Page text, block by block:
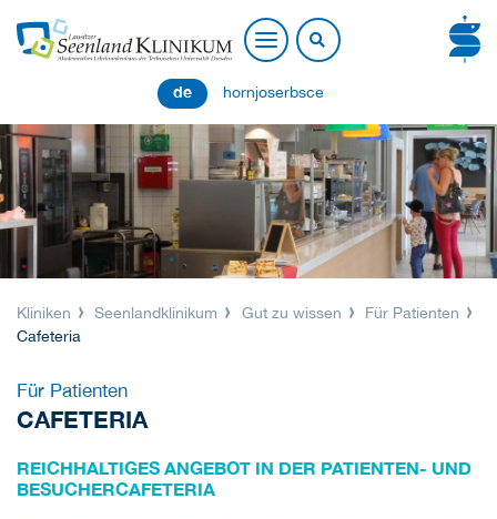
de hornjoserbsce
Kliniken Seenlandklinikum Gut zu wissen
Für Patienten
Cafeteria
Für Patienten
CAFETERIA
REICHHALTIGES ANGEBOT IN DER PATIENTEN- UND
BESUCHERCAFETERIA